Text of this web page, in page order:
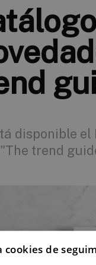
disponible el
trend
cookies de